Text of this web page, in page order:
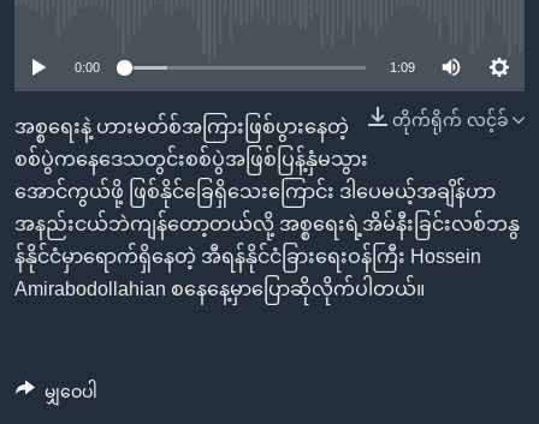
စာမျက်နှာ
သို့
ကျော်
ကြည့်
ရန်
ရှာဖွေ
သို့
ဗွီအိုအေ လူမှုကွန်ယက်များ
ဘာသာစကားများ
0:00 1:09
တိုက်ရိုက် လင့်ခ်
အစ္စရေးနဲ့ ဟားမတ်စ်အကြားဖြစ်ပွားနေတဲ့
စစ်ပွဲကနေဒေသတွင်းစစ်ပွဲအဖြစ်ပြန့်နှံမသွား
အောင်ကွယ်ဖို့ ဖြစ်နိုင်ခြေရှိသေးကြောင်း ဒါပေမယ့်အချိန်ဟာ
အနည်းငယ်ဘဲကျန်တော့တယ်လို့ အစ္စရေးရဲ့အိမ်နီးခြင်းလစ်ဘနွ
န်နိုင်ငံမှာရောက်ရှိနေတဲ့ အီရန်နိုင်ငံခြားရေးဝန်ကြီး Hossein
Amirabodollahian စနေနေ့မှာပြောဆိုလိုက်ပါတယ်။
မျှဝေပါ